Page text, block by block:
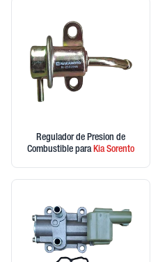
Regulador de Presion de
Combustible paraKiaSorento